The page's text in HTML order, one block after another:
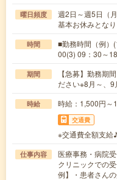
曜日頻度
週2日～週5日（
基本お休みとなり
時間
■勤務時間（例）
00(3) 09：30～
期間
【急募】勤務期
ださい※8月～、9
時給 時給：1,500円～
交通費
※交通費全額支給
仕事内容
医療事務・病院
クリニックでの
例】・患者さん